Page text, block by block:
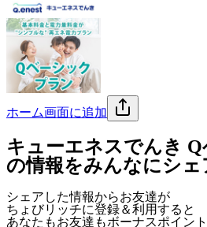
ホーム画面に追加
キューエネスでんき
の情報をみんなにシェ
シェアした情報からお友達が
ちょびリッチに登録＆利用すると
あなたもお友達もボーナスポイント